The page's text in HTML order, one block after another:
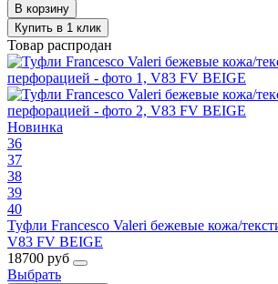
В корзину
Купить в 1 клик
Товар распродан
Новинка
36
37
38
39
40
Туфли Francesco Valeri бежевые кожа/
V83 FV BEIGE
18700 руб
Выбрать